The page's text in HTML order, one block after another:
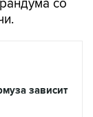
зависит